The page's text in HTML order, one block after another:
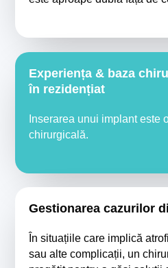
Experiența & baza
în rezidențiat
Inserarea unui implant este
chirurgicală.
Gestionarea cazurilor
În situațiile care implică
sau alte complicații, un